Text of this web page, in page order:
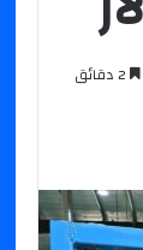
2 دقائق